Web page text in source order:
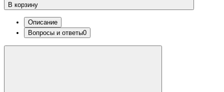
В корзину
Описание
Вопросы и ответы0